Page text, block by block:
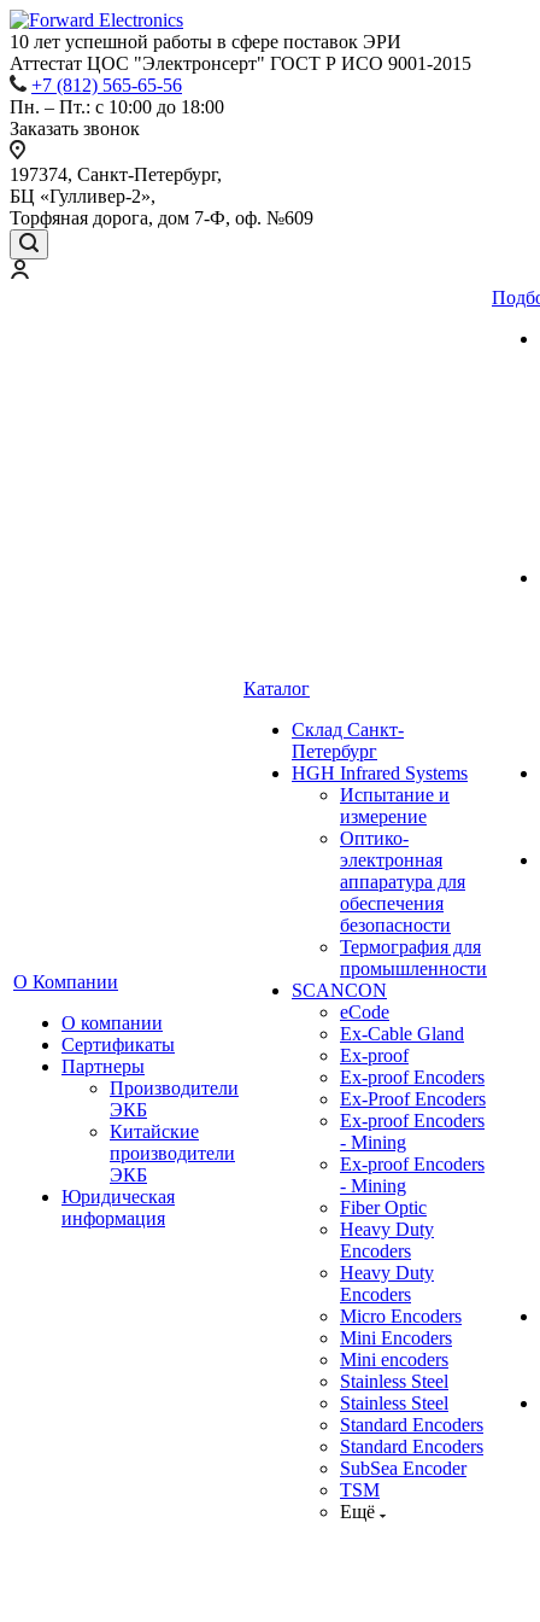
10 лет успешной работы в сфере поставок ЭРИ
Аттестат ЦОС "Электронсерт" ГОСТ Р ИСО 9001-2015
+7 (812) 565-65-56
Пн. – Пт.: с 10:00 до 18:00
Заказать звонок
197374, Санкт-Петербург,
БЦ «Гулливер-2»,
Торфяная дорога, дом 7-Ф, оф. №609
О Компании
О компании
Сертификаты
Партнеры
Производители
ЭКБ
Китайские
производители
ЭКБ
Юридическая
информация
Каталог
Cклад Санкт-
Петербург
HGH Infrared Systems
Испытание и
измерение
Оптико-
электронная
аппаратура для
обеспечения
безопасности
Термография для
промышленности
SCANCON
eCode
Ex-Cable Gland
Ex-proof
Ex-proof Encoders
Ex-Proof Encoders
Ex-proof Encoders
- Mining
Ex-proof Encoders
- Mining
Fiber Optic
Heavy Duty
Encoders
Heavy Duty
Encoders
Micro Encoders
Mini Encoders
Mini encoders
Stainless Steel
Stainless Steel
Standard Encoders
Standard Encoders
SubSea Encoder
TSM
Ещё